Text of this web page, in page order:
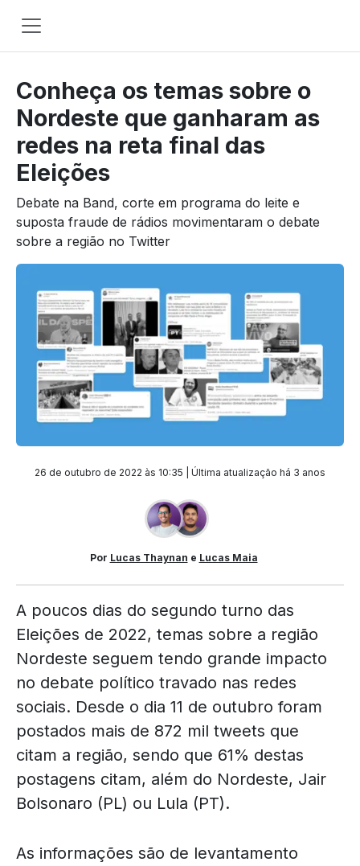
Pular para o conteúdo
Main
Conheça os temas sobre o
Nordeste que ganharam as
redes na reta final das
Eleições
Debate na Band, corte em programa do leite e
suposta fraude de rádios movimentaram o debate
sobre a região no Twitter
26 de outubro de 2022 às 10:35 | Última atualização há 3 anos
Por Lucas Thaynan e Lucas Maia
A poucos dias do segundo turno das
Eleições de 2022, temas sobre a região
Nordeste seguem tendo grande impacto
no debate político travado nas redes
sociais. Desde o dia 11 de outubro foram
postados mais de 872 mil tweets que
citam a região, sendo que 61% destas
postagens citam, além do Nordeste, Jair
Bolsonaro (PL) ou Lula (PT).
As informações são de levantamento